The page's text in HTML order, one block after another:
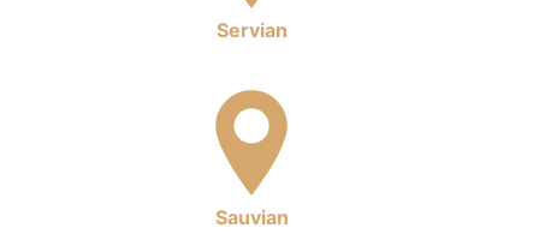
Servian
Sauvian